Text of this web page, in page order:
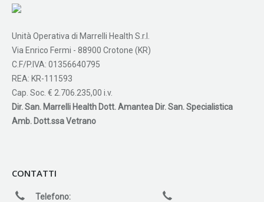
Unità Operativa di Marrelli Health S.r.l.
Via Enrico Fermi - 88900 Crotone (KR)
C.F/P.IVA: 01356640795
REA: KR-111593
Cap. Soc. € 2.706.235,00 i.v.
Dir. San. Marrelli Health Dott. Amantea Dir. San. Specialistica
Amb. Dott.ssa Vetrano
CONTATTI
Telefono: